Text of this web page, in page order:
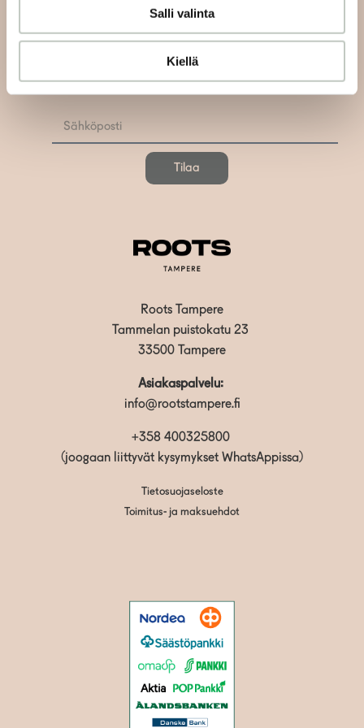
Salli valinta
Kiellä
Tilaa uutiskirjeemme
Tilaa
Roots Tampere
Tammelan puistokatu 23
33500 Tampere
Asiakaspalvelu:
info@rootstampere.fi
+358 400325800
(joogaan liittyvät kysymykset WhatsAppissa)
Tietosuojaseloste
Toimitus- ja maksuehdot